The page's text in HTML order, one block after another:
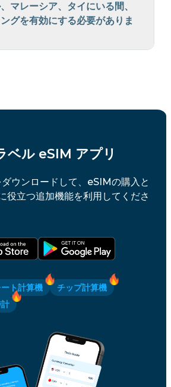
マレーシア、タイにいる間、
グを有効にする必要がありま
ル eSIM アプリ
ウンロードして、eSIMの購入と
役立つ追加機能を利用してくださ
ト計算機
チップ計算機